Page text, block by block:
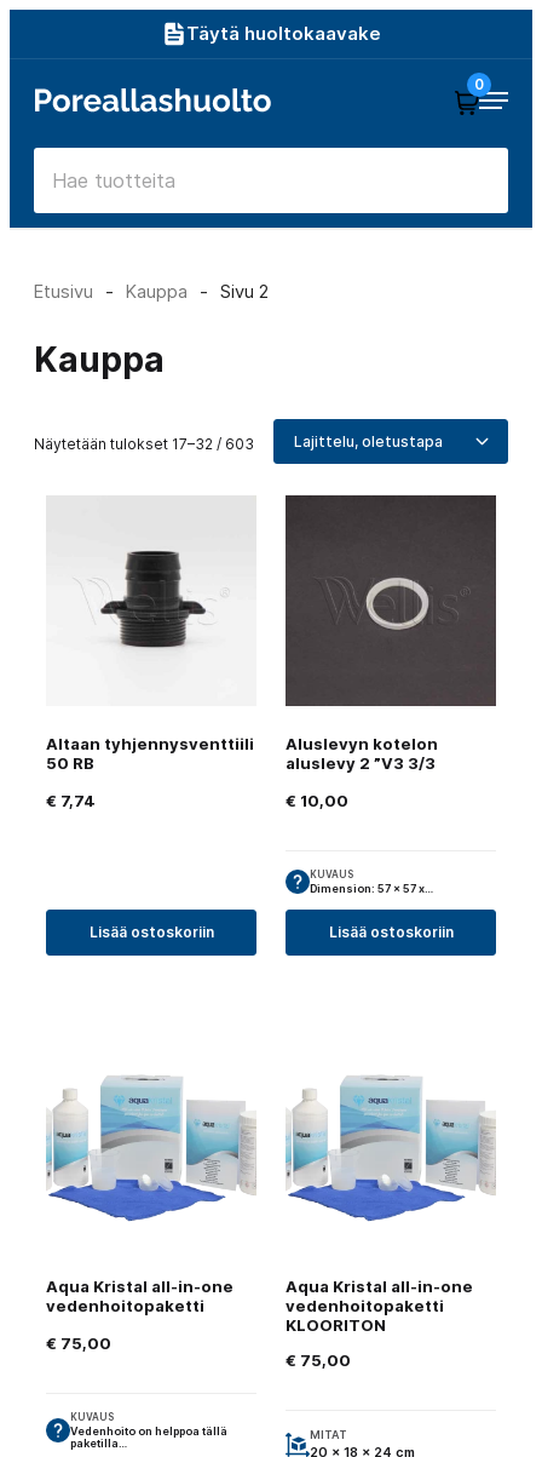
sisältöön
Täytä huoltokaavake
Poreallashuolto
0
Etusivu - Kauppa - Sivu 2
Kauppa
Näytetään tulokset 17–32 / 603
Altaan tyhjennysventtiili
50 RB
€ 7,74
Lisää ostoskoriin
Aluslevyn kotelon
aluslevy 2 ”V3 3/3
€ 10,00
KUVAUS
Dimension: 57 x 57 x…
Lisää ostoskoriin
Aqua Kristal all-in-one
vedenhoitopaketti
€ 75,00
KUVAUS
Vedenhoito on helppoa tällä
paketilla…
Aqua Kristal all-in-one
vedenhoitopaketti
KLOORITON
€ 75,00
MITAT
20 x 18 x 24 cm